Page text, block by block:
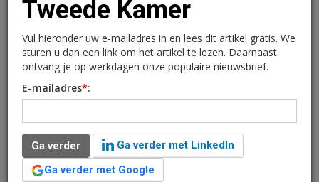
wijzigingen van Wet
versterking regie
volkshuisvesting naar
Tweede Kamer
Redactie
13 februari 2025 om 10:00
één jaar geleden aangepast
3 minuten leestijd
Minister Mona Keijzer (Volkshuisvesting en Ruimtelijke
Tweede Kamer
Vul hieronder uw e-mailadres in en lees dit artikel gratis. We
sturen u dan een link om het artikel te lezen. Daarnaast
ontvang je op werkdagen onze populaire nieuwsbrief.
E-mailadres*:
Ga verder
Ga verder met LinkedIn
Ga verder met Google